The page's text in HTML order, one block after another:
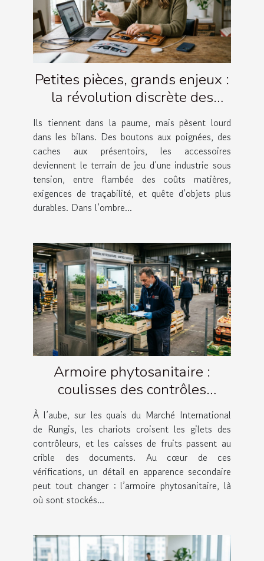
Petites pièces, grands enjeux :
la révolution discrète des
accessoires
Ils tiennent dans la paume, mais pèsent lourd
dans les bilans. Des boutons aux poignées, des
caches aux présentoirs, les accessoires
deviennent le terrain de jeu d’une industrie sous
tension, entre flambée des coûts matières,
exigences de traçabilité, et quête d’objets plus
durables. Dans l’ombre...
Armoire phytosanitaire :
coulisses des contrôles
agricoles à Rungis
À l’aube, sur les quais du Marché International
de Rungis, les chariots croisent les gilets des
contrôleurs, et les caisses de fruits passent au
crible des documents. Au cœur de ces
vérifications, un détail en apparence secondaire
peut tout changer : l’armoire phytosanitaire, là
où sont stockés...